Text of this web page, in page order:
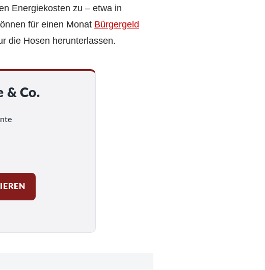
Energiekosten zu – etwa in
für einen Monat Bürgergeld
die Hosen herunterlassen.
& Co.